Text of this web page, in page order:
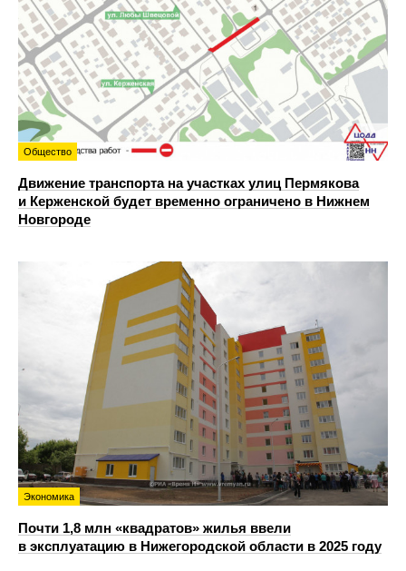
Общество
Движение транспорта на участках улиц Пермякова
и Керженской будет временно ограничено в Нижнем
Новгороде
Экономика
Почти 1,8 млн «квадратов» жилья ввели
в эксплуатацию в Нижегородской области в 2025 году